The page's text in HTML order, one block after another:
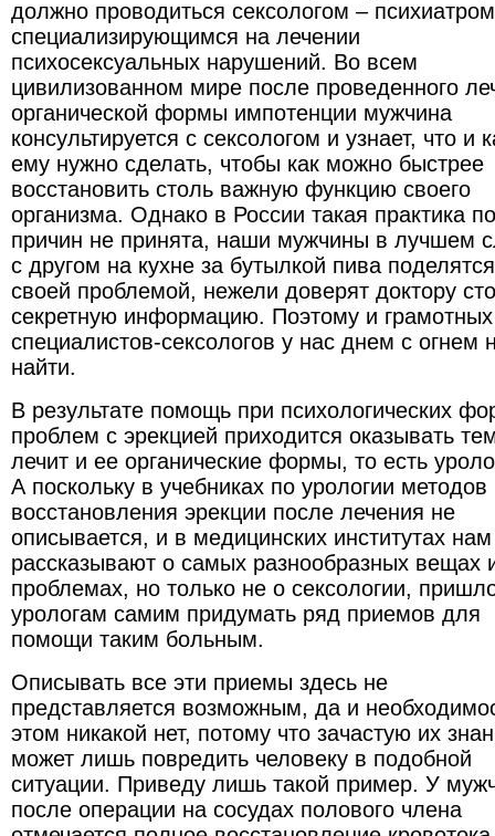
должно проводиться сексологом –
специализирующимся на лечении
психосексуальных нарушений. Во всем
цивилизованном мире после проведенного
органической формы импотенции мужчина
консультируется с сексологом и узнает, что и
ему нужно сделать, чтобы как можно быстрее
восстановить столь важную функцию своего
организма. Однако в России такая практика
причин не принята, наши мужчины в лучшем
с другом на кухне за бутылкой пива поделятся
своей проблемой, нежели доверят доктору
секретную информацию. Поэтому и грамотных
специалистов-сексологов у нас днем с огнем
найти.
В результате помощь при психологических
проблем с эрекцией приходится оказывать
лечит и ее органические формы, то есть
А поскольку в учебниках по урологии методов
восстановления эрекции после лечения не
описывается, и в медицинских институтах нам
рассказывают о самых разнообразных вещах
проблемах, но только не о сексологии,
урологам самим придумать ряд приемов для
помощи таким больным.
Описывать все эти приемы здесь не
представляется возможным, да и
этом никакой нет, потому что зачастую их
может лишь повредить человеку в подобной
ситуации. Приведу лишь такой пример. У
после операции на сосудах полового члена